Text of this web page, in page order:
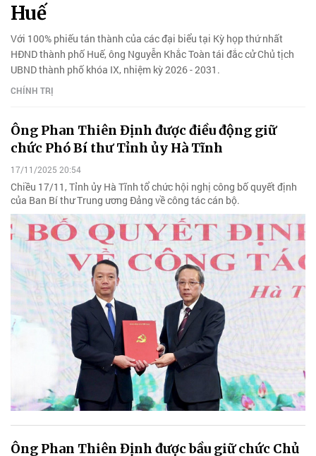
Huế
Với 100% phiếu tán thành của các đại biểu tại Kỳ họp thứ nhất
HĐND thành phố Huế, ông Nguyễn Khắc Toàn tái đắc cử Chủ tịch
UBND thành phố khóa IX, nhiệm kỳ 2026 - 2031.
CHÍNH TRỊ
Ông Phan Thiên Định được điều động giữ
chức Phó Bí thư Tỉnh ủy Hà Tĩnh
17/11/2025 20:54
Chiều 17/11, Tỉnh ủy Hà Tĩnh tổ chức hội nghị công bố quyết định
của Ban Bí thư Trung ương Đảng về công tác cán bộ.
Ông Phan Thiên Định được bầu giữ chức Chủ